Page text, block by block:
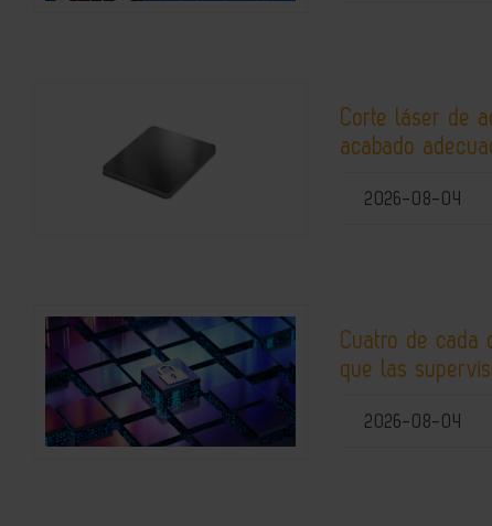
Corte láser de
acabado
2026-08-04
Cuatro de cada
que las
2026-08-04